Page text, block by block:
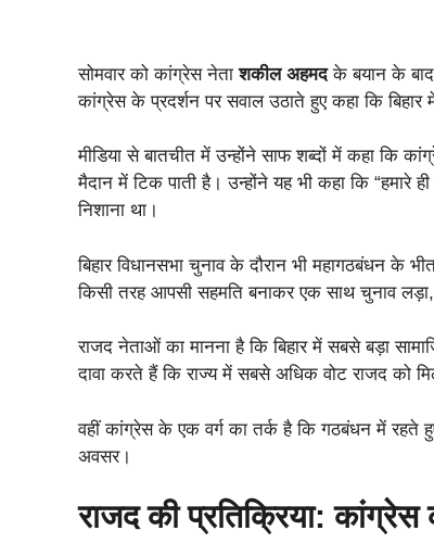
सोमवार को कांग्रेस नेताशकील अहमदके बयान के बाद
कांग्रेस के प्रदर्शन पर सवाल उठाते हुए कहा कि
मीडिया से बातचीत में उन्होंने साफ शब्दों में कहा कि
मैदान में टिक पाती है। उन्होंने यह भी कहा कि “हमारे
निशाना था।
बिहार विधानसभा चुनाव के दौरान भी महागठबंधन
किसी तरह आपसी सहमति बनाकर एक साथ चुनाव
राजद नेताओं का मानना है कि बिहार में सबसे बड़ा
दावा करते हैं कि राज्य में सबसे अधिक वोट राजद को
वहीं कांग्रेस के एक वर्ग का तर्क है कि गठबंधन में रहते
अवसर।
राजद की प्रतिक्रिया: